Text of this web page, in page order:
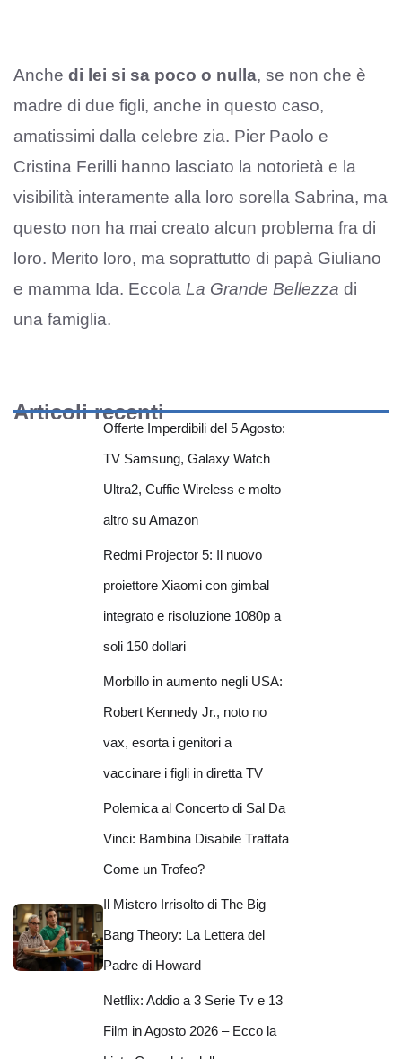
Anche di lei si sa poco o nulla, se non che è
madre di due figli, anche in questo caso,
amatissimi dalla celebre zia. Pier Paolo e
Cristina Ferilli hanno lasciato la notorietà e la
visibilità interamente alla loro sorella Sabrina, ma
questo non ha mai creato alcun problema fra di
loro. Merito loro, ma soprattutto di papà Giuliano
e mamma Ida. Eccola La Grande Bellezza di
una famiglia.
Articoli recenti
Offerte Imperdibili del 5 Agosto:
TV Samsung, Galaxy Watch
Ultra2, Cuffie Wireless e molto
altro su Amazon
Redmi Projector 5: Il nuovo
proiettore Xiaomi con gimbal
integrato e risoluzione 1080p a
soli 150 dollari
Morbillo in aumento negli USA:
Robert Kennedy Jr., noto no
vax, esorta i genitori a
vaccinare i figli in diretta TV
Polemica al Concerto di Sal Da
Vinci: Bambina Disabile Trattata
Come un Trofeo?
Il Mistero Irrisolto di The Big
Bang Theory: La Lettera del
Padre di Howard
Netflix: Addio a 3 Serie Tv e 13
Film in Agosto 2026 – Ecco la